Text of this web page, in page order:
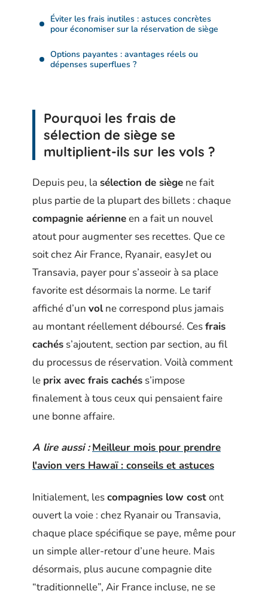
Éviter les frais inutiles : astuces concrètes
pour économiser sur la réservation de siège
Options payantes : avantages réels ou
dépenses superflues ?
Pourquoi les frais de
sélection de siège se
multiplient-ils sur les vols ?
Depuis peu, la sélection de siège ne fait
plus partie de la plupart des billets : chaque
compagnie aérienneen a fait un nouvel
atout pour augmenter ses recettes. Que ce
soit chez Air France, Ryanair, easyJet ou
Transavia, payer pour s’asseoir à sa place
favorite est désormais la norme. Le tarif
affiché d’un volne correspond plus jamais
au montant réellement déboursé. Cesfrais
cachés s’ajoutent, section par section, au fil
du processus de réservation. Voilà comment
le prix avec frais cachés s’impose
finalement à tous ceux qui pensaient faire
une bonne affaire.
A lire aussi : Meilleur mois pour prendre
l'avion vers Hawaï : conseils et astuces
Initialement, lescompagnies low costont
ouvert la voie : chez Ryanair ou Transavia,
chaque place spécifique se paye, même pour
un simple aller-retour d’une heure. Mais
désormais, plus aucune compagnie dite
“traditionnelle”, Air France incluse, ne se